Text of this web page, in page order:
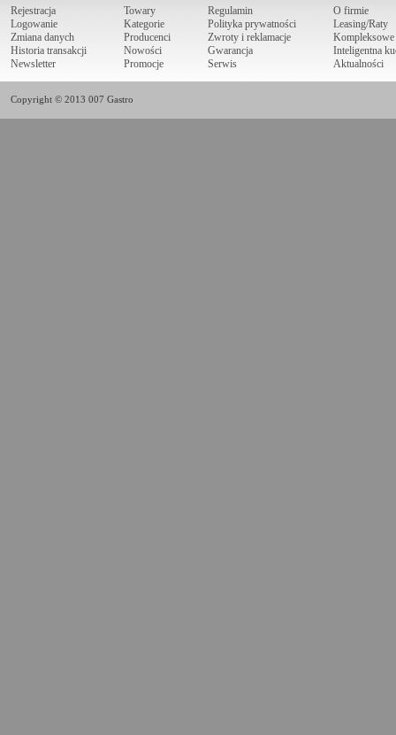
Rejestracja
Logowanie
Zmiana danych
Historia transakcji
Newsletter
Towary
Kategorie
Producenci
Nowości
Promocje
Regulamin
Polityka prywatności
Zwroty i reklamacje
Gwarancja
Serwis
O firmie
Leasing/Raty
Kompleksowe
Inteligentna
Aktualności
Copyright © 2013 007 Gastro